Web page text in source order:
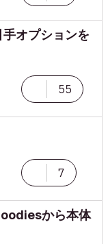
オプションを
55
7
から本体